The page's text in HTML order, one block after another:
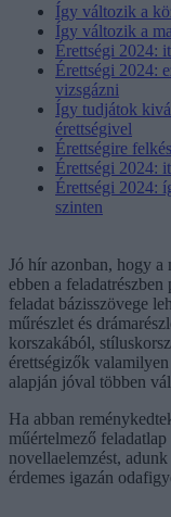
Így változik a
Így változik a
Érettségi 2024:
Érettségi 2024:
vizsgázni
Így tudjátok
érettségivel
Érettségire
Érettségi 2024:
Érettségi 2024:
szinten
Jó hír azonban, hogy a
ebben a feladatrészben
feladat bázisszövege
műrészlet és
korszakából,
érettségizők
alapján jóval többen
Ha abban
műértelmező
novellaelemzést,
érdemes igazán